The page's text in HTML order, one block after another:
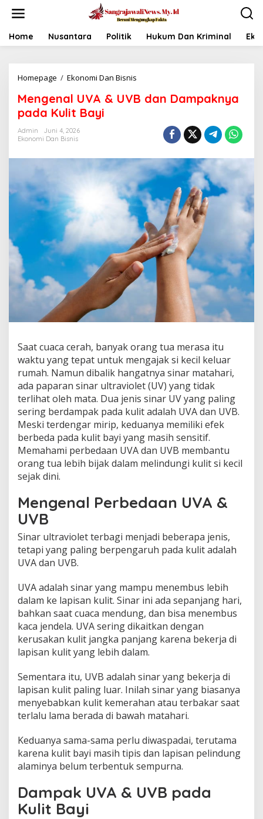
t
Home Nusantara Politik Hukum Dan Kriminal
Homepage / Ekonomi Dan Bisnis
n
U
A
&
U
V
B
d
a
n
D
a
k
a
p
a
d
a
K
u
l
i
t
a
Mengenal UVA & UVB dan Dampaknya
pada Kulit Bayi
Admin
Juni 4, 2026
Ekonomi Dan Bisnis
Saat cuaca cerah, banyak orang tua merasa itu
waktu yang tepat untuk mengajak si kecil keluar
rumah. Namun dibalik hangatnya sinar matahari,
ada paparan sinar ultraviolet (UV) yang tidak
terlihat oleh mata. Dua jenis sinar UV yang paling
sering berdampak pada kulit adalah UVA dan UVB.
Meski terdengar mirip, keduanya memiliki efek
berbeda pada kulit bayi yang masih sensitif.
Memahami perbedaan UVA dan UVB membantu
orang tua lebih bijak dalam melindungi kulit si kecil
sejak dini.
Mengenal Perbedaan UVA &
UVB
Sinar ultraviolet terbagi menjadi beberapa jenis,
tetapi yang paling berpengaruh pada kulit adalah
UVA dan UVB.
UVA adalah sinar yang mampu menembus lebih
dalam ke lapisan kulit. Sinar ini ada sepanjang hari,
bahkan saat cuaca mendung, dan bisa menembus
kaca jendela. UVA sering dikaitkan dengan
kerusakan kulit jangka panjang karena bekerja di
lapisan kulit yang lebih dalam.
Sementara itu, UVB adalah sinar yang bekerja di
lapisan kulit paling luar. Inilah sinar yang biasanya
menyebabkan kulit kemerahan atau terbakar saat
terlalu lama berada di bawah matahari.
Keduanya sama-sama perlu diwaspadai, terutama
karena kulit bayi masih tipis dan lapisan pelindung
alaminya belum terbentuk sempurna.
Dampak UVA & UVB pada
Kulit Bayi